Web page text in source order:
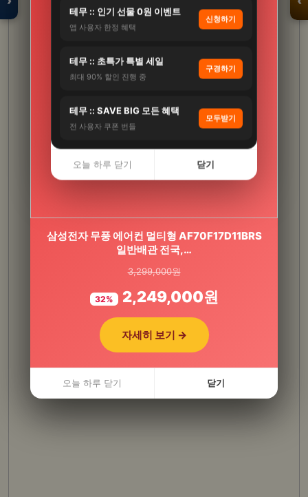
테무 :: 인기 선물 0원 이벤트
앱 사용자 한정 혜택
신청하기
테무 :: 초특가 특별 세일
최대 90% 할인 진행 중
구경하기
테무 :: SAVE BIG 모든 혜택
전 사용자 쿠폰 번들
모두받기
오늘 하루 닫기 닫기
[에너자이저] 에버레디 알카라인 건전지 AA20알
+AAA20알 (총4…
31,960원
50% 15,900원
자세히 보기 →
오늘 하루 닫기 닫기
삼성전자 무풍 에어컨 멀티형 AF70F17D11BRS
일반배관 전국,…
3,299,000원
32% 2,249,000원
자세히 보기 →
오늘 하루 닫기 닫기